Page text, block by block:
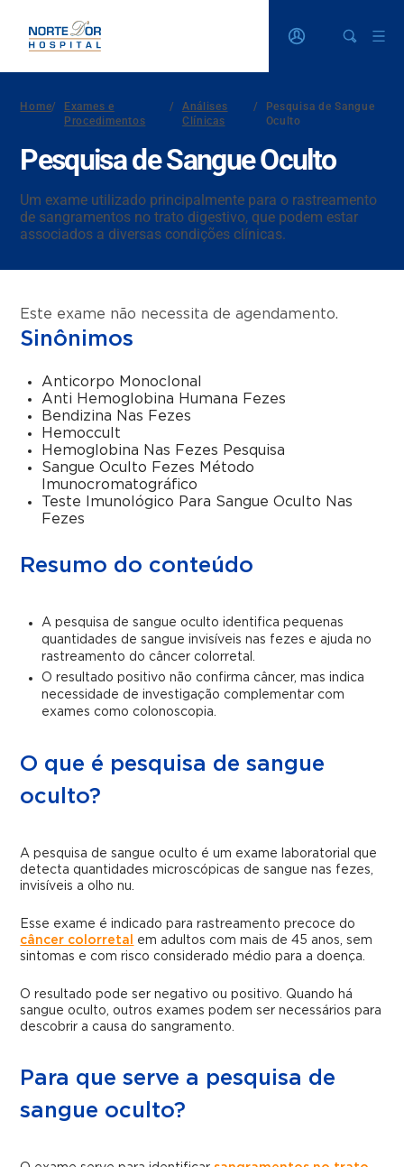
Home/
Exames e
Procedimentos
/
Análises
Clínicas
/
Pesquisa de Sangue
Oculto
Pesquisa de Sangue Oculto
Um exame utilizado principalmente para o rastreamento
de sangramentos no trato digestivo, que podem estar
associados a diversas condições clínicas.
Este exame não necessita de agendamento.
Sinônimos
Anticorpo Monoclonal
Anti Hemoglobina Humana Fezes
Bendizina Nas Fezes
Hemoccult
Hemoglobina Nas Fezes Pesquisa
Sangue Oculto Fezes Método
Imunocromatográfico
Teste Imunológico Para Sangue Oculto Nas
Fezes
Resumo do conteúdo
A pesquisa de sangue oculto identifica pequenas
quantidades de sangue invisíveis nas fezes e ajuda no
rastreamento do câncer colorretal.
O resultado positivo não confirma câncer, mas indica
necessidade de investigação complementar com
exames como colonoscopia.
O que é pesquisa de sangue
oculto?
A pesquisa de sangue oculto é um exame laboratorial que
detecta quantidades microscópicas de sangue nas fezes,
invisíveis a olho nu.
Esse exame é indicado para rastreamento precoce do
câncer colorretal
em adultos com mais de 45 anos, sem
sintomas e com risco considerado médio para a doença.
O resultado pode ser negativo ou positivo. Quando há
sangue oculto, outros exames podem ser necessários para
descobrir a causa do sangramento.
Para que serve a pesquisa de
sangue oculto?